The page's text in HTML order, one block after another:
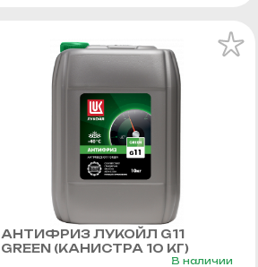
АНТИФРИЗ ЛУКОЙЛ G11
GREEN (КАНИСТРА 10 КГ)
В наличии